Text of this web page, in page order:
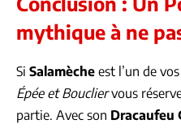
mythique à ne
Si Salamèche est l’un de
Épée et Boucliervous
partie. Avec son Dracaufeu